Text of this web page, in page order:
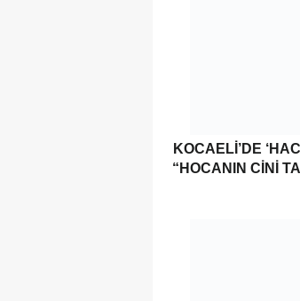
KOCAELI’DE
“HOCANIN CINI